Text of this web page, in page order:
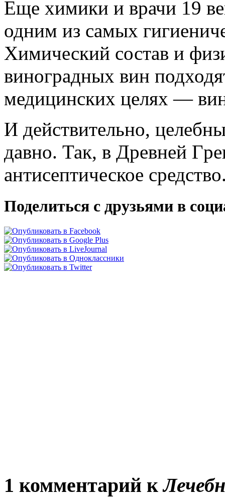
Еще химики и врачи 19
одним из самых
Химический состав и
виноградных вин
медицинских целях —
И действительно,
давно. Так, в Дpевней
антисептическое
Поделиться с друзьями в
1 комментарий к